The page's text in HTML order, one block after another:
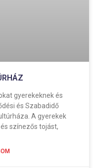
gyerekeknek és
és Szabadidő
A gyerekek
színezős tojást,